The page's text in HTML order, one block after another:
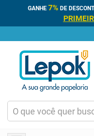
GANHE 7% DE